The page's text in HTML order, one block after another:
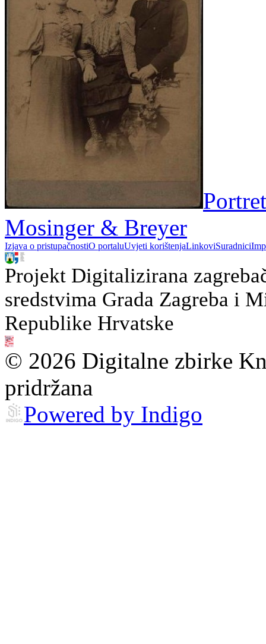
Mosinger & Breyer
Izjava o pristupačnostiO portaluUvjeti korištenjaLinkoviSuradnici
Projekt Digitalizirana
sredstvima Grada Zagreba i
Republike Hrvatske
© 2026 Digitalne zbirke
pridržana
Powered by Indigo